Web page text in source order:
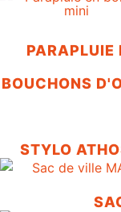
mini
PARAPLUIE
BOUCHONS
STYLO